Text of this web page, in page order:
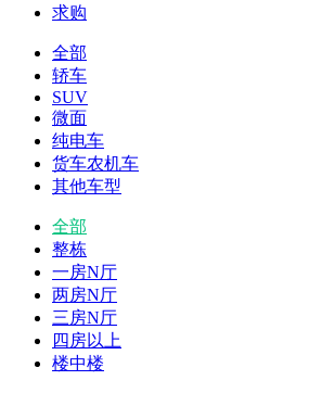
求购
全部
轿车
SUV
微面
纯电车
货车农机车
其他车型
全部
整栋
一房N厅
两房N厅
三房N厅
四房以上
楼中楼